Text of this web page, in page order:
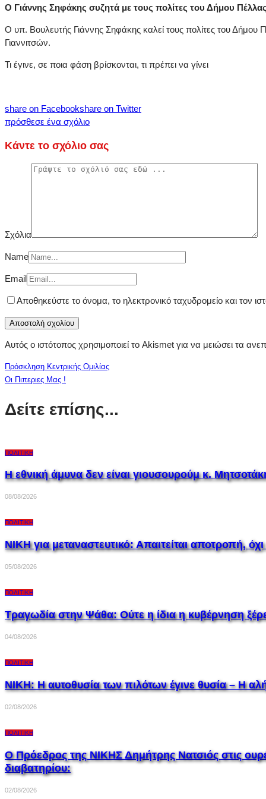
Ο Γιάννης Σηφάκης συζητά με τους πολίτες του Δήμου
Ο υπ. Βουλευτής Γιάννης Σηφάκης καλεί τους πολίτες του Δήμου
Γιαννιτσών.
Τι έγινε, σε ποια φάση βρίσκονται, τι πρέπει να γίνει
share on Facebookshare on Twitter
πρόσθεσε ένα σχόλιο
Κάντε το σχόλιο σας
Σχόλια
Name
Email
Αποθηκεύστε το όνομα, το ηλεκτρονικό ταχυδρομείο και
Αυτός ο ιστότοπος χρησιμοποιεί το Akismet για να μειώσει τα
Πρόσκληση Κεντρικής Ομιλίας
Οι Πιπεριες Μας !
Δείτε επίσης...
ΠΟΛΙΤΙΚΉ
Η εθνική άμυνα δεν είναι γιουσουρούμ κ.
08/08/2026
ΠΟΛΙΤΙΚΉ
ΝΙΚΗ για μεταναστευτικό: Απαιτείται αποτροπή,
05/08/2026
ΠΟΛΙΤΙΚΉ
Τραγωδία στην Ψάθα: Ούτε η ίδια η κυβέρνηση
04/08/2026
ΠΟΛΙΤΙΚΉ
ΝΙΚΗ: Η αυτοθυσία των πιλότων έγινε θυσία – Η
02/08/2026
ΠΟΛΙΤΙΚΉ
Ο Πρόεδρος της ΝΙΚΗΣ Δημήτρης Νατσιός στις
διαβατηρίου:
02/08/2026